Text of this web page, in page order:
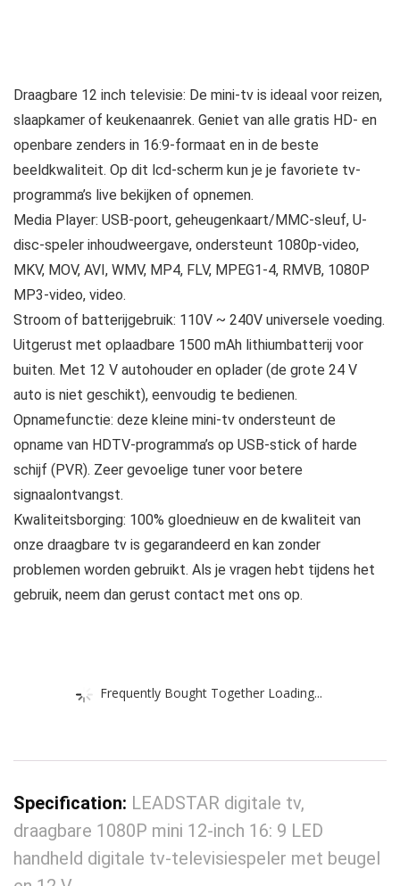
Draagbare 12 inch televisie: De mini-tv is ideaal voor reizen,
slaapkamer of keukenaanrek. Geniet van alle gratis HD- en
openbare zenders in 16:9-formaat en in de beste
beeldkwaliteit. Op dit lcd-scherm kun je je favoriete tv-
programma’s live bekijken of opnemen.
Media Player: USB-poort, geheugenkaart/MMC-sleuf, U-
disc-speler inhoudweergave, ondersteunt 1080p-video,
MKV, MOV, AVI, WMV, MP4, FLV, MPEG1-4, RMVB, 1080P
MP3-video, video.
Stroom of batterijgebruik: 110V ~ 240V universele voeding.
Uitgerust met oplaadbare 1500 mAh lithiumbatterij voor
buiten. Met 12 V autohouder en oplader (de grote 24 V
auto is niet geschikt), eenvoudig te bedienen.
Opnamefunctie: deze kleine mini-tv ondersteunt de
opname van HDTV-programma’s op USB-stick of harde
schijf (PVR). Zeer gevoelige tuner voor betere
signaalontvangst.
Kwaliteitsborging: 100% gloednieuw en de kwaliteit van
onze draagbare tv is gegarandeerd en kan zonder
problemen worden gebruikt. Als je vragen hebt tijdens het
gebruik, neem dan gerust contact met ons op.
Frequently Bought Together Loading...
Specification: LEADSTAR digitale tv,
draagbare 1080P mini 12-inch 16: 9 LED
handheld digitale tv-televisiespeler met beugel